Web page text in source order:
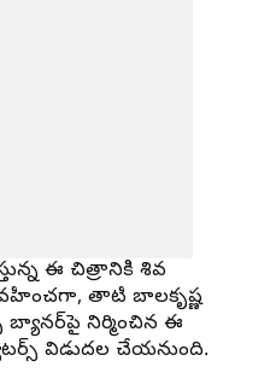
ఈ చిత్రానికి శివ
వహించగా, తాటి బాలకృష్ణ
బ్యానర్‌పై నిర్మించిన ఈ
విడుదల చేయనుంది.